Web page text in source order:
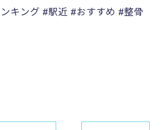
キング #駅近 #おすすめ #整骨